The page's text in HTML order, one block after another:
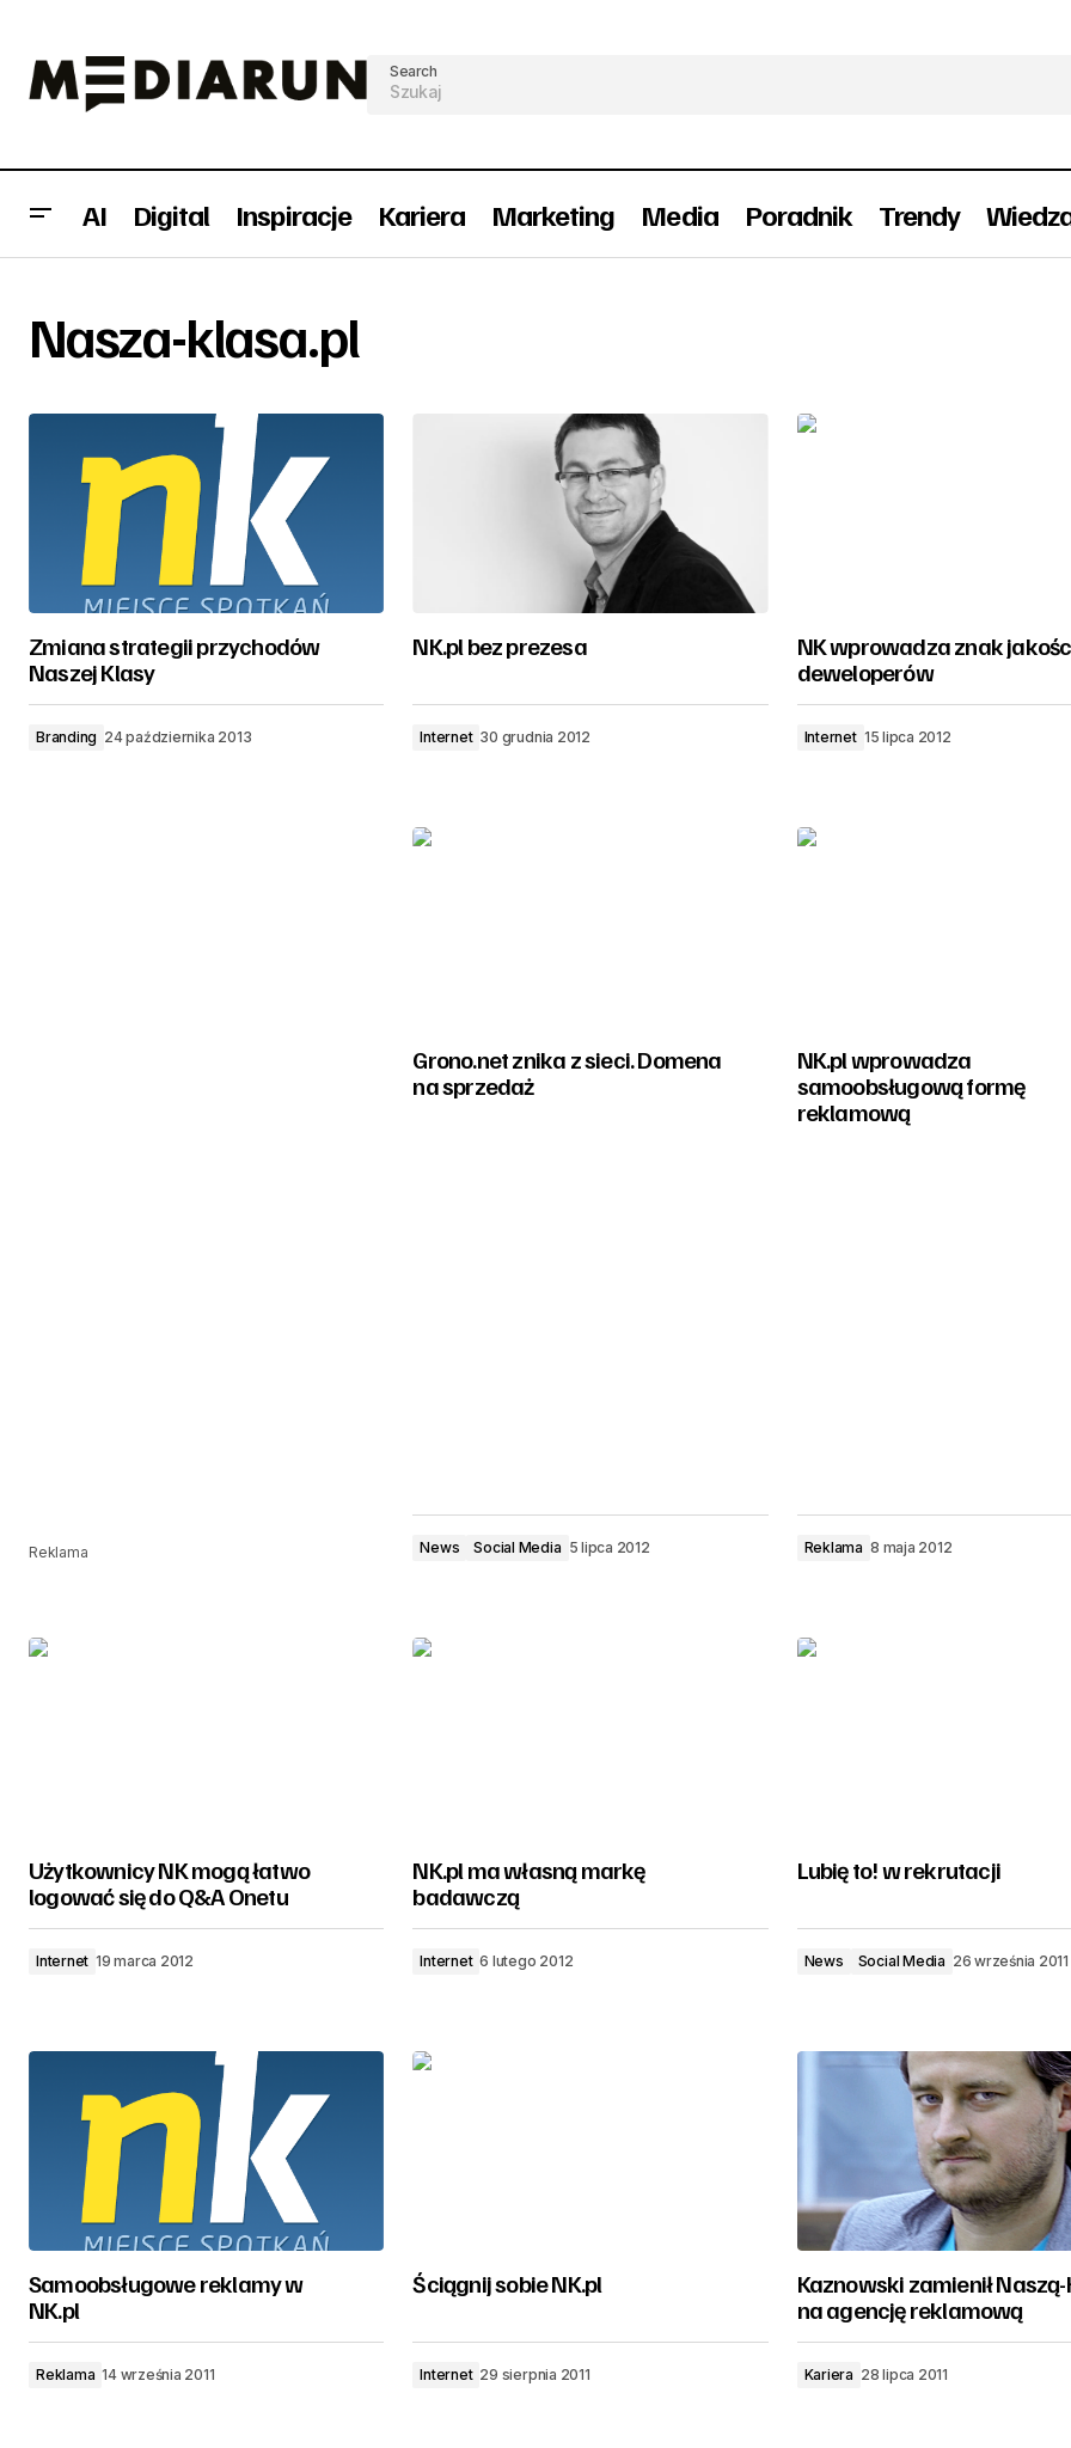
Search
AI Digital Inspiracje Kariera Marketing Media Poradnik Trendy
Nasza-klasa.pl
Zmiana strategii przychodów
Naszej Klasy
Branding 24 października 2013
NK.pl bez prezesa
Internet 30 grudnia 2012
NK wprowadza znak
deweloperów
Internet 15 lipca 2012
Reklama
Grono.net znika z sieci. Domena
na sprzedaż
News Social Media 5 lipca 2012
NK.pl wprowadza
samoobsługową formę
reklamową
Reklama 8 maja 2012
Użytkownicy NK mogą łatwo
logować się do Q&A Onetu
Internet 19 marca 2012
NK.pl ma własną markę
badawczą
Internet 6 lutego 2012
Lubię to! w rekrutacji
News Social Media 26 września 2011
Samoobsługowe reklamy w
NK.pl
Reklama 14 września 2011
Ściągnij sobie NK.pl
Internet 29 sierpnia 2011
Kaznowski zamienił
na agencję reklamową
Kariera 28 lipca 2011